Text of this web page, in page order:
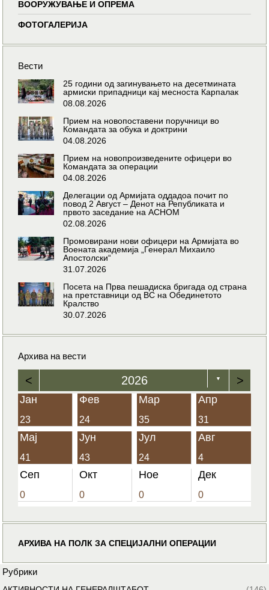
ВООРУЖУВАЊЕ И ОПРЕМА
ФОТОГАЛЕРИЈА
Вести
25 години од загинувањето на десетмината
армиски припадници кај месноста Карпалак
08.08.2026
Прием на новопоставени поручници во
Командата за обука и доктрини
04.08.2026
Прием на новопроизведените офицери во
Командата за операции
04.08.2026
Делегации од Армијата оддадоа почит по
повод 2 Август – Денот на Републиката и
првото заседание на АСНОМ
02.08.2026
Промовирани нови офицери на Армијата во
Воената академија „Генерал Михаило
Апостолски“
31.07.2026
Посета на Прва пешадиска бригада од страна
на претставници од ВС на Обединетото
Кралство
30.07.2026
Архива на вести
< 2026 ▼ >
Јан
23
Фев
24
Мар
35
Апр
31
Мај
41
Јун
43
Јул
24
Авг
4
Сеп
0
Окт
0
Ное
0
Дек
0
АРХИВА НА ПОЛК ЗА СПЕЦИЈАЛНИ ОПЕРАЦИИ
Рубрики